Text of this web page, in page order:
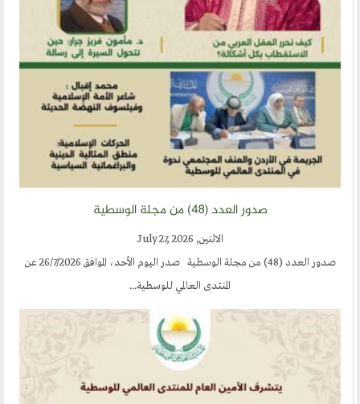
صدور العدد (٤٨) من مجلة الوسطية
الاثنين, July 27, 2026
صدور العدد (48) من مجلة الوسطية صدر اليوم الأحد، الموافق 26/7/2026 عن
المنتدى العالمي للوسطية...